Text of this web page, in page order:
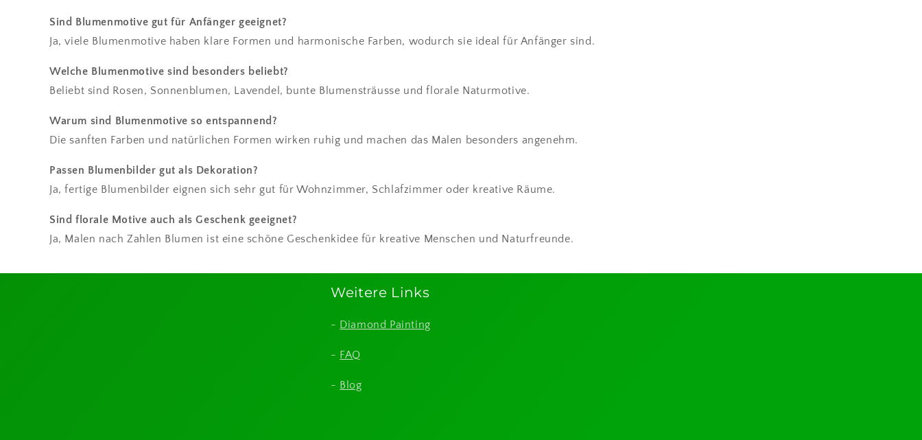
Sind Blumenmotive gut für Anfänger geeignet?
Ja, viele Blumenmotive haben klare Formen und harmonische Farben, wodurch sie ideal für Anfänger sind.
Welche Blumenmotive sind besonders beliebt?
Beliebt sind Rosen, Sonnenblumen, Lavendel, bunte Blumensträusse und florale Naturmotive.
Warum sind Blumenmotive so entspannend?
Die sanften Farben und natürlichen Formen wirken ruhig und machen das Malen besonders angenehm.
Passen Blumenbilder gut als Dekoration?
Ja, fertige Blumenbilder eignen sich sehr gut für Wohnzimmer, Schlafzimmer oder kreative Räume.
Sind florale Motive auch als Geschenk geeignet?
Ja, Malen nach Zahlen Blumen ist eine schöne Geschenkidee für kreative Menschen und Naturfreunde.
Weitere Links
- Diamond Painting
- FAQ
- Blog